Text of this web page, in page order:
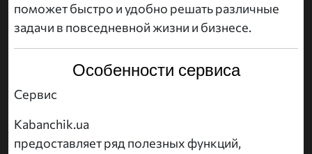
поможет быстро и удобно решать различные
задачи в повседневной жизни и бизнесе.
Особенности сервиса
Сервис
Kabanchik.ua
предоставляет ряд полезных функций,